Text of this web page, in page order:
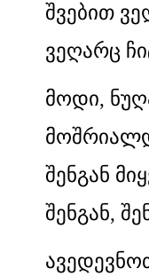
შვებით
ვეღარც
მოდი,
შენგან
შენგან,